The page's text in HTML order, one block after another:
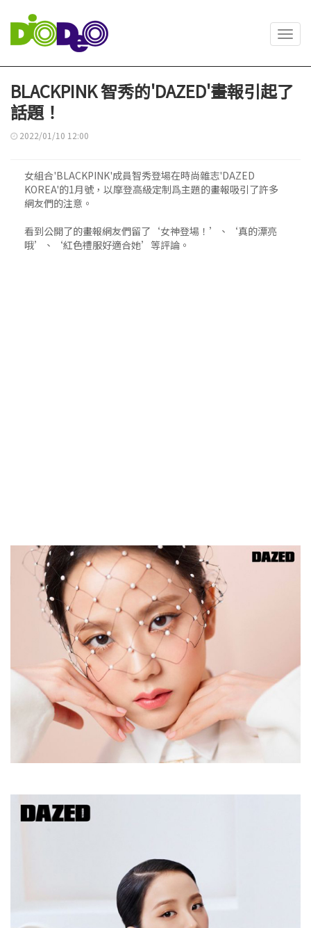
BLACKPINK 智秀的'DAZED'畫報引起了
話題！
2022/01/10 12:00
女組合'BLACKPINK'成員智秀登場在時尚雜志'DAZED
KOREA'的1月號，以摩登高級定制爲主題的畫報吸引了許多
網友們的注意。
看到公開了的畫報網友們留了‘女神登場！’、‘真的漂亮
哦’、‘紅色禮服好適合她’等評論。